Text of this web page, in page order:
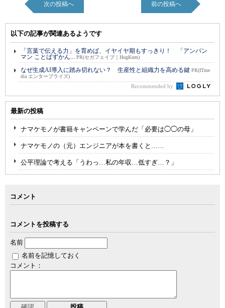
次の投稿へ 前の投稿へ
以下の記事が関連あるようです
「言葉で伝える力」を育めば、イヤイヤ期もすっきり！ 「アンパン
マン ことばずかん... PR(セガフェイブ｜HugKum)
なぜ生成AI導入に踏み切れない？ 生産性と組織力を高める鍵 PR(ITme
dia エンタープライズ)
Recommended by
最新の投稿
ナマケモノが書籍キャンペーンで学んだ「必要は◯◯の母」
ナマケモノの（元）エンジニアが本を書くと……
公平理論で考える「うわっ…私の年収…低すぎ…？」
コメント
コメントを投稿する
名前
名前を記憶しておく
コメント：